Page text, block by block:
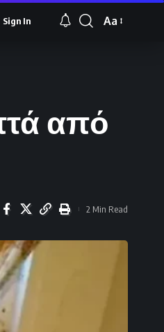
Sign In
Font
Aa
από
2 Min Read